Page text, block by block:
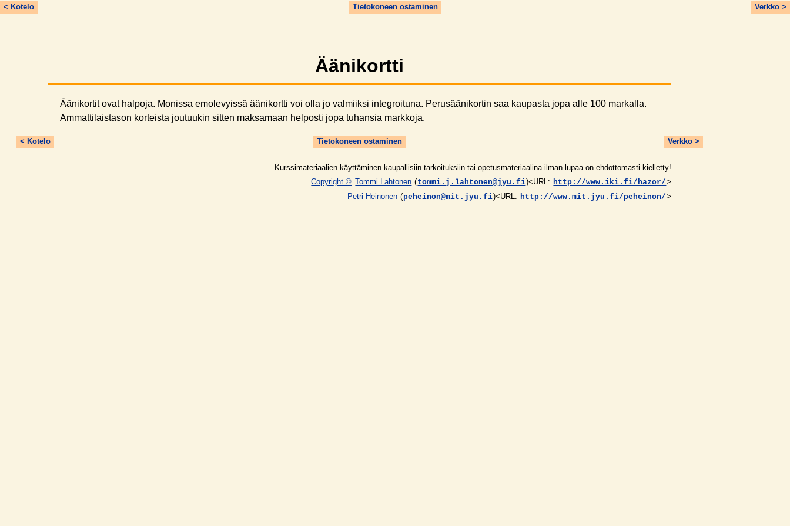
< Kotelo Verkko >
Tietokoneen ostaminen
Äänikortti
Äänikortit ovat halpoja. Monissa emolevyissä äänikortti voi olla jo valmiiksi integroituna. Perusäänikortin saa kaupasta jopa alle 100 markalla.
Ammattilaistason korteista joutuukin sitten maksamaan helposti jopa tuhansia markkoja.
< Kotelo Verkko >
Tietokoneen ostaminen
Kurssimateriaalien käyttäminen kaupallisiin tarkoituksiin tai opetusmateriaalina ilman lupaa on ehdottomasti kielletty!
Copyright © Tommi Lahtonen (tommi.j.lahtonen@jyu.fi)<URL: http://www.iki.fi/hazor/>
Petri Heinonen (peheinon@mit.jyu.fi)<URL: http://www.mit.jyu.fi/peheinon/>